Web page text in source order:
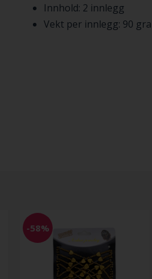
Innhold: 2 innlegg
Vekt per innlegg: 90
-58%